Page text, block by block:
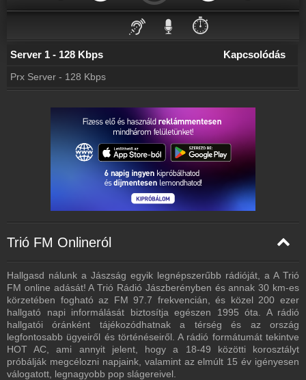
⏱️
Server 1 - 128 Kbps Kapcsolódás
Prx Server - 128 Kbps
Trió FM Onlineról
Hallgasd nálunk a Jászság egyik legnépszerűbb rádióját, a A Trió
FM online adását! A Trió Rádió Jászberényben és annak 30 km-es
körzetében fogható az FM 97.7 frekvencián, és közel 200 ezer
hallgató napi informálását biztosítja egészen 1995 óta. A rádió
hallgatói óránként tájékozódhatnak a térség és az ország
legfontosabb ügyeiről és történéseiről. A rádió formátumát tekintve
HOT AC, ami annyit jelent, hogy a 18-49 közötti korosztályt
próbálják megcélozni napjaink, valamint az elmúlt 15 év igényesen
válogatott, legnagyobb pop slágereivel.